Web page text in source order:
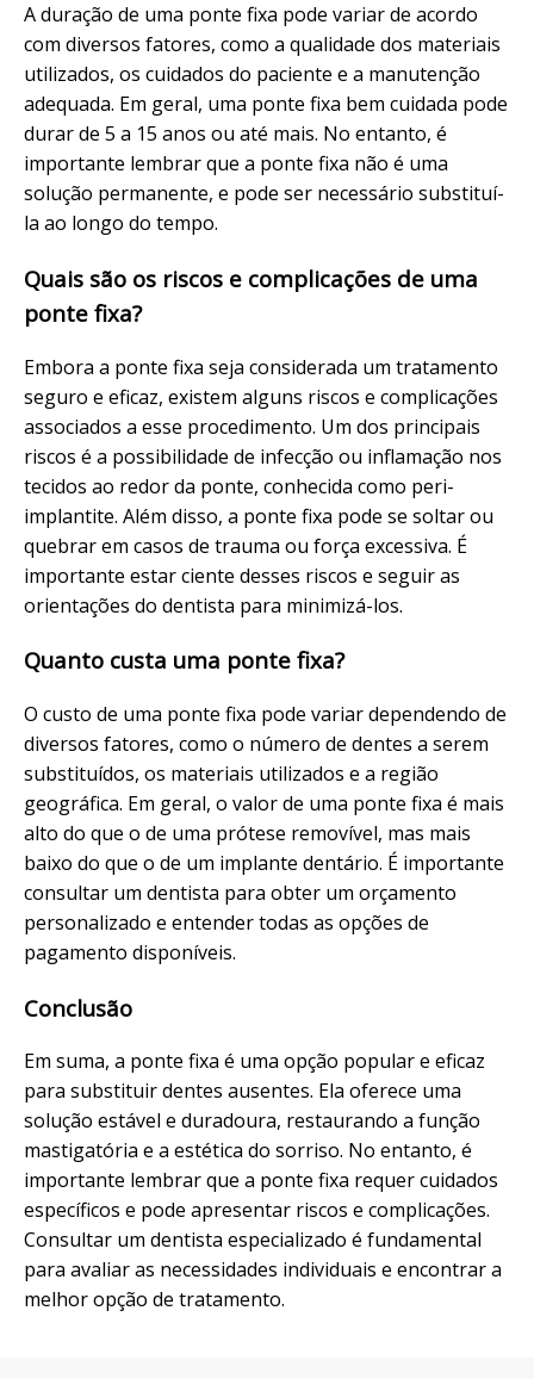
A duração de uma ponte fixa pode variar de acordo
com diversos fatores, como a qualidade dos materiais
utilizados, os cuidados do paciente e a manutenção
adequada. Em geral, uma ponte fixa bem cuidada pode
durar de 5 a 15 anos ou até mais. No entanto, é
importante lembrar que a ponte fixa não é uma
solução permanente, e pode ser necessário substituí-
la ao longo do tempo.
Quais são os riscos e complicações de uma
ponte fixa?
Embora a ponte fixa seja considerada um tratamento
seguro e eficaz, existem alguns riscos e complicações
associados a esse procedimento. Um dos principais
riscos é a possibilidade de infecção ou inflamação nos
tecidos ao redor da ponte, conhecida como peri-
implantite. Além disso, a ponte fixa pode se soltar ou
quebrar em casos de trauma ou força excessiva. É
importante estar ciente desses riscos e seguir as
orientações do dentista para minimizá-los.
Quanto custa uma ponte fixa?
O custo de uma ponte fixa pode variar dependendo de
diversos fatores, como o número de dentes a serem
substituídos, os materiais utilizados e a região
geográfica. Em geral, o valor de uma ponte fixa é mais
alto do que o de uma prótese removível, mas mais
baixo do que o de um implante dentário. É importante
consultar um dentista para obter um orçamento
personalizado e entender todas as opções de
pagamento disponíveis.
Conclusão
Em suma, a ponte fixa é uma opção popular e eficaz
para substituir dentes ausentes. Ela oferece uma
solução estável e duradoura, restaurando a função
mastigatória e a estética do sorriso. No entanto, é
importante lembrar que a ponte fixa requer cuidados
específicos e pode apresentar riscos e complicações.
Consultar um dentista especializado é fundamental
para avaliar as necessidades individuais e encontrar a
melhor opção de tratamento.